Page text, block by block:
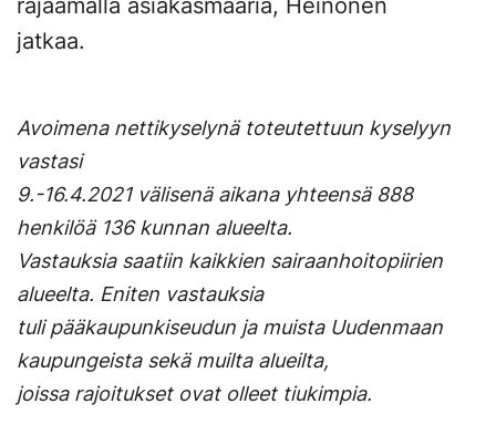
rajaamalla asiakasmääriä, Heinonen
jatkaa.
Avoimena nettikyselynä toteutettuun kyselyyn
vastasi
9.-16.4.2021 välisenä aikana yhteensä 888
henkilöä 136 kunnan alueelta.
Vastauksia saatiin kaikkien sairaanhoitopiirien
alueelta. Eniten vastauksia
tuli pääkaupunkiseudun ja muista Uudenmaan
kaupungeista sekä muilta alueilta,
joissa rajoitukset ovat olleet tiukimpia.